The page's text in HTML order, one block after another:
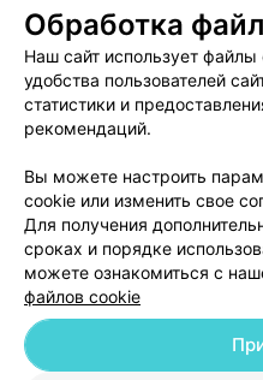
Медицинский
Пользовательское
Вакансии
Персональные
Обработка
Обработка
Наш сайт использует
удобства пользователей
статистики и
рекомендаций.
Вы можете настроить
cookie или изменить свое
Для получения
сроках и порядке
можете ознакомиться с
файлов cookie